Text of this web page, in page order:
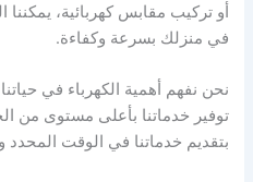
أو تركيب مقابس كهربائية، يمكننا
في منزلك بسرعة وكفاءة.
نحن نفهم أهمية الكهرباء في
توفير خدماتنا بأعلى مستوى من
بتقديم خدماتنا في الوقت المحدد